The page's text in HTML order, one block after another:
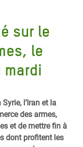
sur le
le
l’Iran et la
des armes,
et de mettre fin à
dont profitent les